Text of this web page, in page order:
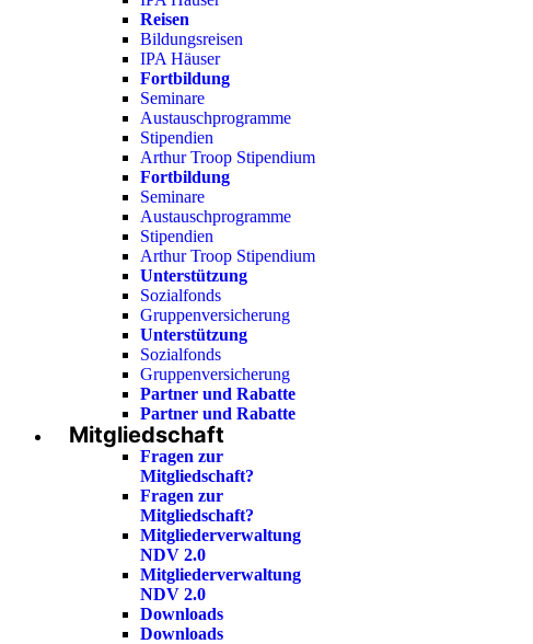
Reisen
Bildungsreisen
IPA Häuser
Fortbildung
Seminare
Austauschprogramme
Stipendien
Arthur Troop Stipendium
Fortbildung
Seminare
Austauschprogramme
Stipendien
Arthur Troop Stipendium
Unterstützung
Sozialfonds
Gruppenversicherung
Unterstützung
Sozialfonds
Gruppenversicherung
Partner und Rabatte
Partner und Rabatte
Mitgliedschaft
Fragen zur
Mitgliedschaft?
Fragen zur
Mitgliedschaft?
Mitgliederverwaltung
NDV 2.0
Mitgliederverwaltung
NDV 2.0
Downloads
Downloads